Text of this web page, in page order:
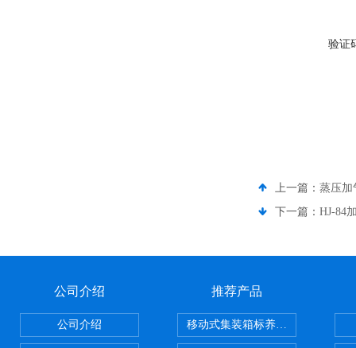
验证
上一篇： 蒸压加
下一篇： HJ-84
公司介绍
公司介绍
推荐产品
移动式集装箱标养室 养护室设备